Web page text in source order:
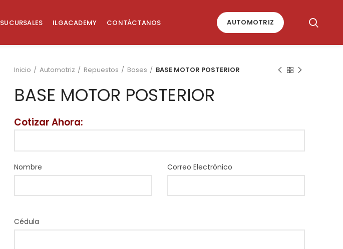
SUCURSALES ILGACADEMY CONTÁCTANOS AUTOMOTRIZ
Inicio Automotriz Repuestos Bases BASE MOTOR POSTERIOR
BASE MOTOR POSTERIOR
Cotizar Ahora:
Nombre Correo Electrónico
Cédula